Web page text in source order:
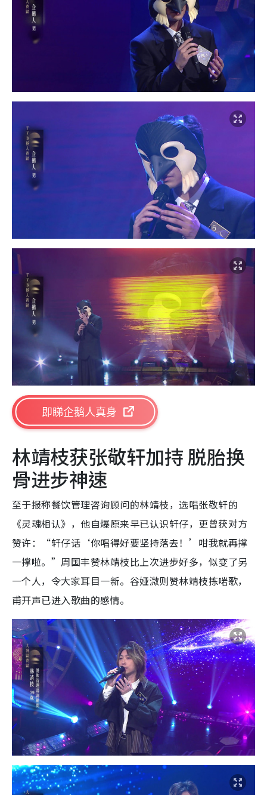
即睇企鹅人真身
林靖枝获张敬轩加持 脱胎换
骨进步神速
至于报称餐饮管理咨询顾问的林靖枝，选唱张敬轩的
《灵魂相认》，他自爆原来早已认识轩仔，更曾获对方
赞许：“轩仔话‘你唱得好要坚持落去！’咁我就再撑
一撑啦。”周国丰赞林靖枝比上次进步好多，似变了另
一个人，令大家耳目一新。谷娅溦则赞林靖枝拣啱歌，
甫开声已进入歌曲的感情。